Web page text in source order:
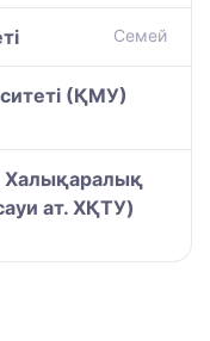
Семей
(ҚМУ)
Халықаралық
ат. ХҚТУ)